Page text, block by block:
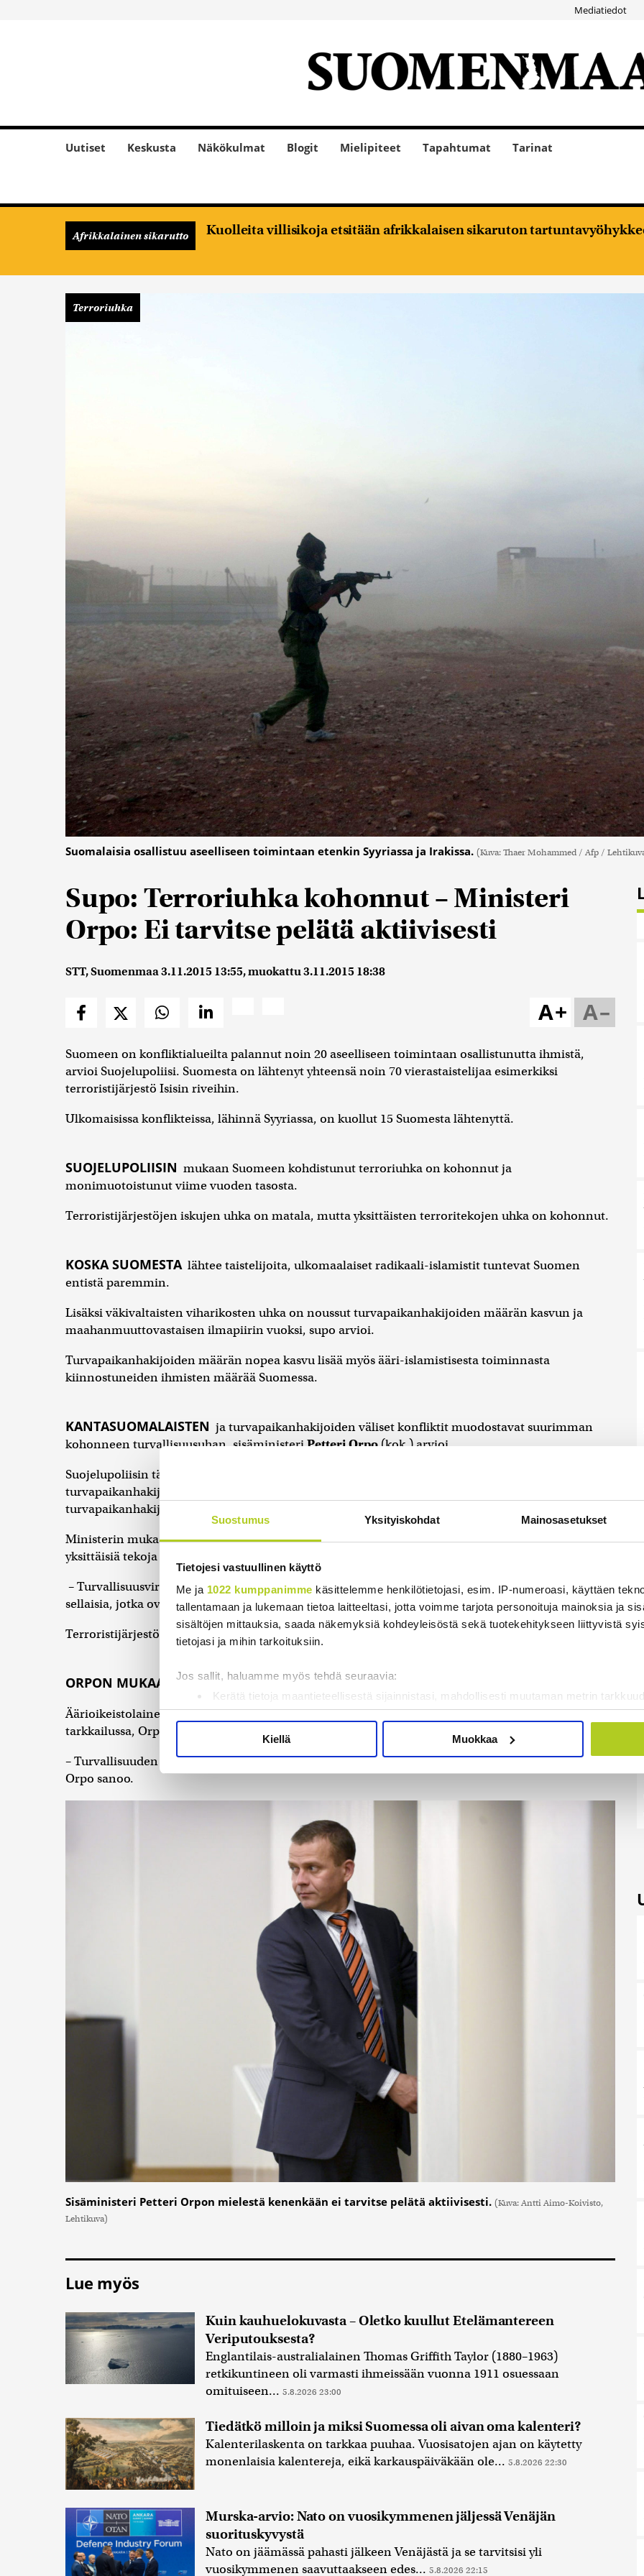
Suostumus Yksityiskohdat Mainosasetukset
Tietojesi vastuullinen käyttö
Me ja 1022 kumppanimme käsittelemme henkilötietojasi, esim. IP-numeroasi, käyttäen
tallentamaan ja lukemaan tietoa laitteeltasi, jotta voimme tarjota personoituja mainoksia ja
sisältöjen mittauksia, saada näkemyksiä kohdeyleisöstä sekä tuotekehitykseen liittyvistä
tietojasi ja mihin tarkoituksiin.
Jos sallit, haluamme myös tehdä seuraavia:
Kerätä tietoja maantieteellisestä sijainnistasi, mahdollisesti muutaman metrin
Tunnistaa laitteesi skannaamalla sen ominaispiirteitä aktiivisesti (sormenjäljen
Lue lisää siitä, miten henkilötietojasi käsitellään ja miten voit määrittää asetuksesi
Käytämme evästeitä tarjoamamme sisällön ja mainosten räätälöimiseen, sosiaalisen
ja kävijämäärämme analysoimiseen. Lisäksi jaamme sosiaalisen median, mainosalan ja
kumppaneillemme tietoja siitä, miten käytät sivustoamme. Kumppanimme voivat yhdistää
olet antanut heille tai joita on kerätty, kun olet käyttänyt heidän palvelujaan. Tietoja saatetaan
Kiellä Muokkaa
Mediatiedot
Uutiset Keskusta Näkökulmat Blogit Mielipiteet Tapahtumat Tarinat
Afrikkalainen sikarutto Kuolleita villisikoja etsitään afrikkalaisen sikaruton
Terroriuhka
Suomalaisia osallistuu aseelliseen toimintaan etenkin Syyriassa ja Irakissa. (Kuva: Thaer Mohammed / Afp /
Supo: Terroriuhka kohonnut – Ministeri
Orpo: Ei tarvitse pelätä aktiivisesti
STT, Suomenmaa3.11.2015 13:55, muokattu3.11.2015 18:38
A–
A+
Suomeen on konfliktialueilta palannut noin 20 aseelliseen toimintaan osallistunutta ihmistä,
arvioi Suojelupoliisi. Suomesta on lähtenyt yhteensä noin 70 vierastaistelijaa esimerkiksi
terroristijärjestö Isisin riveihin.
Ulkomaisissa konflikteissa, lähinnä Syyriassa, on kuollut 15 Suomesta lähtenyttä.
SUOJELUPOLIISIN mukaan Suomeen kohdistunut terroriuhka on kohonnut ja
monimuotoistunut viime vuoden tasosta.
Terroristijärjestöjen iskujen uhka on matala, mutta yksittäisten terroritekojen uhka on kohonnut.
KOSKA SUOMESTA lähtee taistelijoita, ulkomaalaiset radikaali-islamistit tuntevat Suomen
entistä paremmin.
Lisäksi väkivaltaisten viharikosten uhka on noussut turvapaikanhakijoiden määrän kasvun ja
maahanmuuttovastaisen ilmapiirin vuoksi, supo arvioi.
Turvapaikanhakijoiden määrän nopea kasvu lisää myös ääri-islamistisesta toiminnasta
kiinnostuneiden ihmisten määrää Suomessa.
KANTASUOMALAISTEN ja turvapaikanhakijoiden väliset konfliktit muodostavat suurimman
kohonneen turvallisuusuhan, sisäministeri Petteri Orpo (kok.) arvioi.
Suojelupoliisin tänään kertomista uhkista Orpo nostaa esiin myös jännitteet
turvapaikanhakijoiden välillä sekä terroristijärjestöjen toimintaan osallistuneet
turvapaikanhakijat.
Ministerin mukaan järjestäytyneen terrori-iskun uhka Suomessa ei ole kovin korkea, mutta
yksittäisiä tekoja voi tapahtua.
– Turvallisuusviranomaisten tiedossa on, että turvapaikanhakijoiden joukossa on joitakin
sellaisia, jotka ovat osallistuneet terroristijärjestön toimintaan, Orpo sanoo.
Terroristijärjestön toimintaan osallistuneille ei myönnetä turvapaikkoja, Orpo painotti.
ORPON MUKAAN
on myös riski, että suomalaisten ääriliikkeiden väkivallanteot lisääntyvät.
Äärioikeistolainen Suomen Vastarintaliike on selkeästi aktivoitunut ja on poliisin erityisessä
tarkkailussa, Orpo muistutti.
– Turvallisuuden taso Suomessa on edelleen hyvää luokkaa. Kenenkään ei pidä aktiivisesti pelätä,
Orpo sanoo.
Sisäministeri Petteri Orpon mielestä kenenkään ei tarvitse pelätä aktiivisesti. (Kuva: Antti Aimo-Koivisto,
Lehtikuva)
Lue myös
Kuin kauhuelokuvasta – Oletko kuullut Etelämantereen
Veriputouksesta?
Englantilais-australialainen Thomas Griffith Taylor (1880–1963)
retkikuntineen oli varmasti ihmeissään vuonna 1911 osuessaan
omituiseen... 5.8.2026 23:00
Tiedätkö milloin ja miksi Suomessa oli aivan oma kalenteri?
Kalenterilaskenta on tarkkaa puuhaa. Vuosisatojen ajan on käytetty
monenlaisia kalentereja, eikä karkauspäiväkään ole... 5.8.2026 22:30
Murska-arvio: Nato on vuosikymmenen jäljessä Venäjän
suorituskyvystä
Nato on jäämässä pahasti jälkeen Venäjästä ja se tarvitsisi yli
vuosikymmenen saavuttaakseen edes... 5.8.2026 22:15